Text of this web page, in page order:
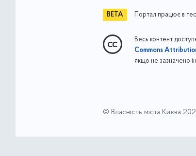
Портал працює в
Весь контент
Commons
якщо не зазначено
© Власність міста Києва